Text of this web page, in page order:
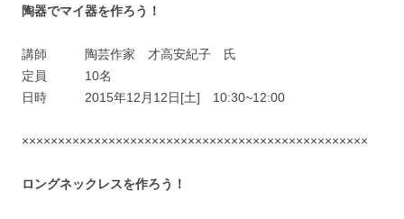
陶器でマイ器を作ろう！
講師 陶芸作家 才高安紀子 氏
定員 10名
日時 2015年12月12日[土] 10:30~12:00
××××××××××××××××××××××××××××××××××××××××××××××××
ロングネックレスを作ろう！